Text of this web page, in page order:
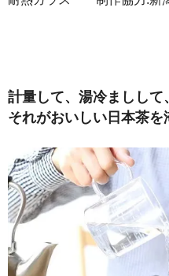
計量して、湯冷ましし
それがおいしい日本茶を